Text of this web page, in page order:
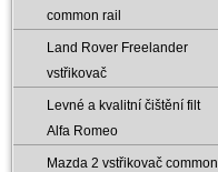
common rail
Land Rover Freelander
vstřikovač
Levné a kvalitní čištění filt
Alfa Romeo
Mazda 2 vstřikovač common